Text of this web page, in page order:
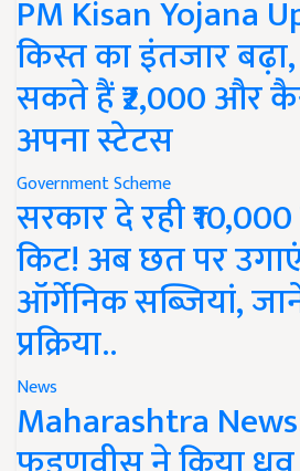
PM Kisan Yojana
किस्त का इंतजार
सकते हैं ₹2,000 और
अपना स्टेटस
Government Scheme
सरकार दे रही ₹10,000
किट! अब छत पर
ऑर्गेनिक सब्जियां,
प्रक्रिया..
News
Maharashtra